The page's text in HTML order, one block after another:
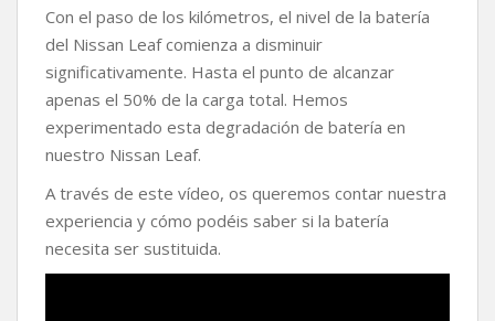
c
e
b
o
o
k
i
t
t
e
r
a
t
s
A
p
p
p
y
L
i
n
k
m
p
a
r
t
i
r
Con el paso de los kilómetros, el nivel de la batería
del Nissan Leaf comienza a disminuir
significativamente. Hasta el punto de alcanzar
apenas el 50% de la carga total. Hemos
experimentado esta degradación de batería en
nuestro Nissan Leaf.
A través de este vídeo, os queremos contar nuestra
experiencia y cómo podéis saber si la batería
necesita ser sustituida.